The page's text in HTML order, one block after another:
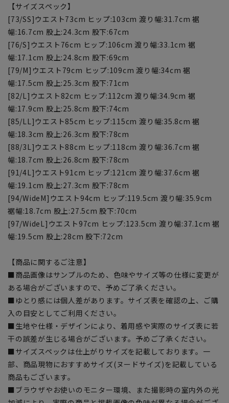
【サイズスペック】
[73/SS]ウエスト73cm ヒップ:103cm 渡り幅:31.7cm 裾
幅:16.7cm 股上:24.3cm 股下:67cm
[76/S]ウエスト76cm ヒップ:106cm 渡り幅:33.1cm 裾
幅:17.1cm 股上:24.8cm 股下:69cm
[79/M]ウエスト79cm ヒップ:109cm 渡り幅:34cm 裾
幅:17.5cm 股上:25.3cm 股下:71cm
[82/L]ウエスト82cm ヒップ:112cm 渡り幅:34.9cm 裾
幅:17.9cm 股上:25.8cm 股下:74cm
[85/LL]ウエスト85cm ヒップ:115cm 渡り幅:35.8cm 裾
幅:18.3cm 股上:26.3cm 股下:78cm
[88/3L]ウエスト88cm ヒップ:118cm 渡り幅:36.7cm 裾
幅:18.7cm 股上:26.8cm 股下:78cm
[91/4L]ウエスト91cm ヒップ:121cm 渡り幅:37.6cm 裾
幅:19.1cm 股上:27.3cm 股下:78cm
[94/WideM]ウエスト94cm ヒップ:119.5cm 渡り幅:35.9cm
裾幅:18.7cm 股上:27.5cm 股下:70cm
[97/WideL]ウエスト97cm ヒップ:123.5cm 渡り幅:37.1cm 裾
幅:19.5cm 股上:28cm 股下:72cm
【商品に関するご注意】
■商品画像はサンプルのため、色味やサイズ等の仕様に変更が
ある場合がございますので、予めご了承ください。
■ゆとり感には個人差があります。サイズ表を確認の上、ご購
入の目安としてご利用ください。
■生地や仕様・デザインにより、着用感や実際のサイズ表に若
干の誤差が生じる場合がございます。予めご了承ください。
■サイズスペックは仕上がりサイズを記載しております。一
部、商品現物におすすめサイズ(ヌードサイズ)を記載している
商品もございます。
■ブラウザやお使いのモニター環境、また撮影時の室内外の光